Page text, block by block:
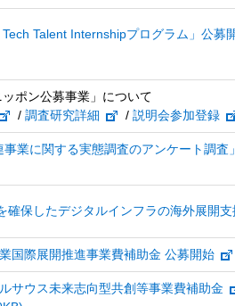
Tech Talent Internshipプログラム」公募
ポン公募事業」について
/ 調査研究詳細 / 説明会参加登録
事業に関する実態調査のアンケート調査
確保したデジタルインフラの海外展開
国際展開推進事業費補助金 公募開始
サウス未来志向型共創等事業費補助金